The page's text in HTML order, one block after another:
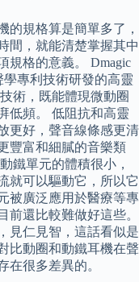
的規格算是簡單多了，
間，就能清楚掌握其中
規格的意義。 Dmagic
學專利技術研發的高靈
術，既能體現微動圈
低頻。 低阻抗和高靈
更好，聲音線條感更清
豐富和細膩的音樂類
鐵單元的體積很小，
就可以驅動它，所以它
被廣泛應用於醫療等專
前還比較難做好這些。
見仁見智，這話看似是
比動圈和動鐵耳機在聲
在很多差異的。